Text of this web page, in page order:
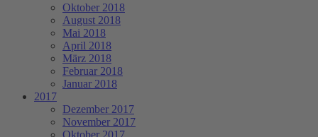
Oktober 2018
August 2018
Mai 2018
April 2018
März 2018
Februar 2018
Januar 2018
2017
Dezember 2017
November 2017
Oktober 2017